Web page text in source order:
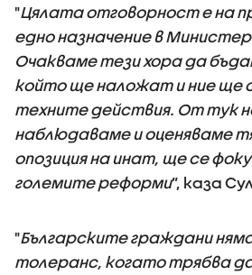
"Цялата отговорност е на
едно назначение в
Очакваме тези хора да
който ще наложат и ние ще
техните действия. От тук
наблюдаваме и оценяваме
опозиция на инат, ще се
големите реформи”, каза
"Българските граждани
толеранс, когато трябва